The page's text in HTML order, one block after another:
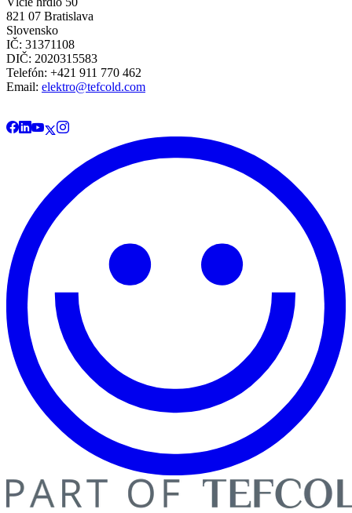
821 07 Bratislava
Slovensko
IČ: 31371108
DIČ: 2020315583
Telefón: +421 911 770 462
Email: elektro@tefcold.com